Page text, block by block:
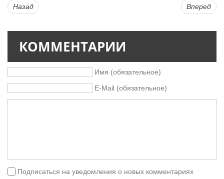
Назад Вперед
КОММЕНТАРИИ
Имя (обязательное)
E-Mail (обязательное)
Подписаться на уведомления о новых комментариях